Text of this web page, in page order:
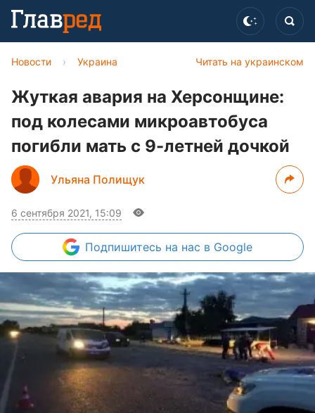
Читать на украинском
Новости › Украина
Жуткая авария на Херсонщине:
под колесами микроавтобуса
погибли мать с 9-летней дочкой
Ульяна Полищук
6 сентября 2021, 15:09
Подпишитесь на нас в Google